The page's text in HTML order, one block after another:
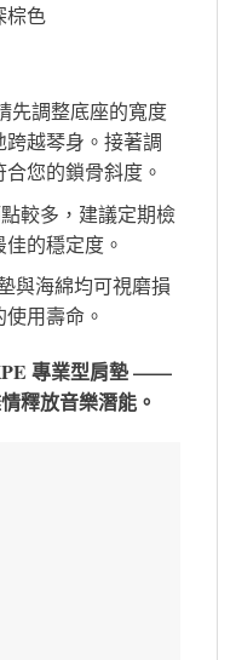
棕色
先調整底座的寬度
越琴身。接著調
您的鎖骨斜度。
較多，建議定期檢
的穩定度。
與海綿均可視磨損
用壽命。
專業型肩墊 ——
釋放音樂潛能。